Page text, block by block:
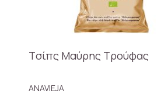
Tσίπς Μαύρης Τρούφας
ANAVIEJA